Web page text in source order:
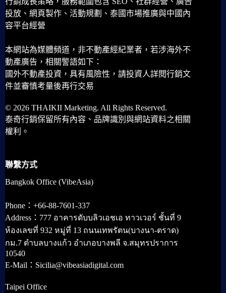
投放、網頁製作、活動規劃、泰國市場推廣與中國內
容平台經營
本網站為媒體頻道，非不動產經紀業者，若涉海外不
動產廣告，相關警語如下：
國外不動產投資，具有風險性，請投資人詳閱行銷文
件並審慎考量後再行交易
© 2026 THAIKII Marketing. All Rights Reserved.
泰奇行銷保留所有內容、品牌識別與網站資料之相關
權利。
聯繫方式
Bangkok Office (VibeAsia)
Phone：+66-88-7601-337
Address：777 อาคารดับบลิวเอชเอ ทาวเวอร์ ชั้นที่ 9
ห้องเลขที่ 932 หมู่ที่ 13 ถนนเทพรัตน(บางนา-ตราด)
กม.7 ตำบลบางแก้ว อำเภอบางพลี จ.สมุทรปราการ
10540
E-Mail：Sicilia@vibeasiadigital.com
Taipei Office